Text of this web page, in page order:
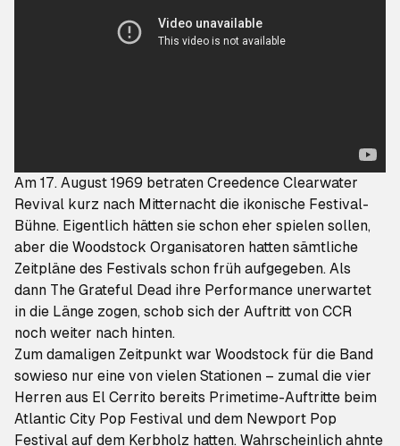
Am 17. August 1969 betraten Creedence Clearwater
Revival kurz nach Mitternacht die ikonische Festival-
Bühne. Eigentlich hätten sie schon eher spielen sollen,
aber die Woodstock Organisatoren hatten sämtliche
Zeitpläne des Festivals schon früh aufgegeben. Als
dann The Grateful Dead ihre Performance unerwartet
in die Länge zogen, schob sich der Auftritt von CCR
noch weiter nach hinten.
Zum damaligen Zeitpunkt war Woodstock für die Band
sowieso nur eine von vielen Stationen – zumal die vier
Herren aus El Cerrito bereits Primetime-Auftritte beim
Atlantic City Pop Festival und dem Newport Pop
Festival auf dem Kerbholz hatten. Wahrscheinlich ahnte